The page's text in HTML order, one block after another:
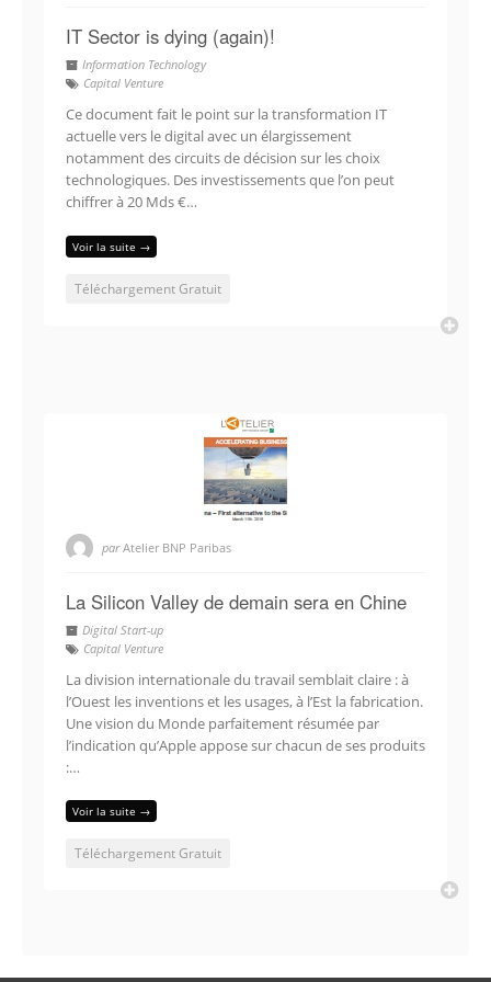
IT Sector is dying (again)!
Information Technology
Capital Venture
Ce document fait le point sur la transformation IT
actuelle vers le digital avec un élargissement
notamment des circuits de décision sur les choix
technologiques. Des investissements que l’on peut
chiffrer à 20 Mds €…
Voir la suite →
Téléchargement Gratuit
par Atelier BNP Paribas
La Silicon Valley de demain sera en Chine
Digital Start-up
Capital Venture
La division internationale du travail semblait claire : à
l’Ouest les inventions et les usages, à l’Est la fabrication.
Une vision du Monde parfaitement résumée par
l’indication qu’Apple appose sur chacun de ses produits
:…
Voir la suite →
Téléchargement Gratuit